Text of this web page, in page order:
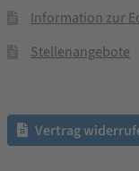
Information zur
Stellenangebote
Vertrag